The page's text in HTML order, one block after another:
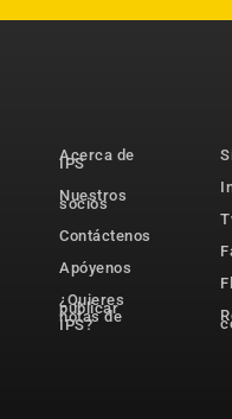
Acerca de
IPS
Nuestros
socios
Contáctenos
Apóyenos
¿Quieres
publicar
notas de
IPS?